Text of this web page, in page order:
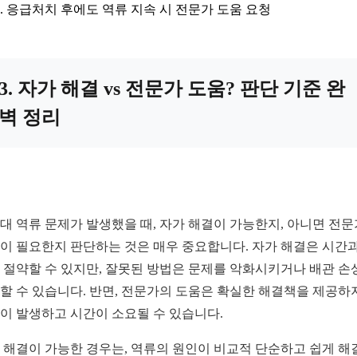
응급처치 후에도 역류 지속 시 전문가 도움 요청
자가 해결 vs 전문가 도움? 판단 기준 완
정리
역류 문제가 발생했을 때, 자가 해결이 가능한지, 아니면 전문
필요한지 판단하는 것은 매우 중요합니다. 자가 해결은 시간
절약할 수 있지만, 잘못된 방법은 문제를 악화시키거나 배관 손
수 있습니다. 반면, 전문가의 도움은 확실한 해결책을 제공하
발생하고 시간이 소요될 수 있습니다.
해결이 가능한 경우는, 역류의 원인이 비교적 단순하고 쉽게 해